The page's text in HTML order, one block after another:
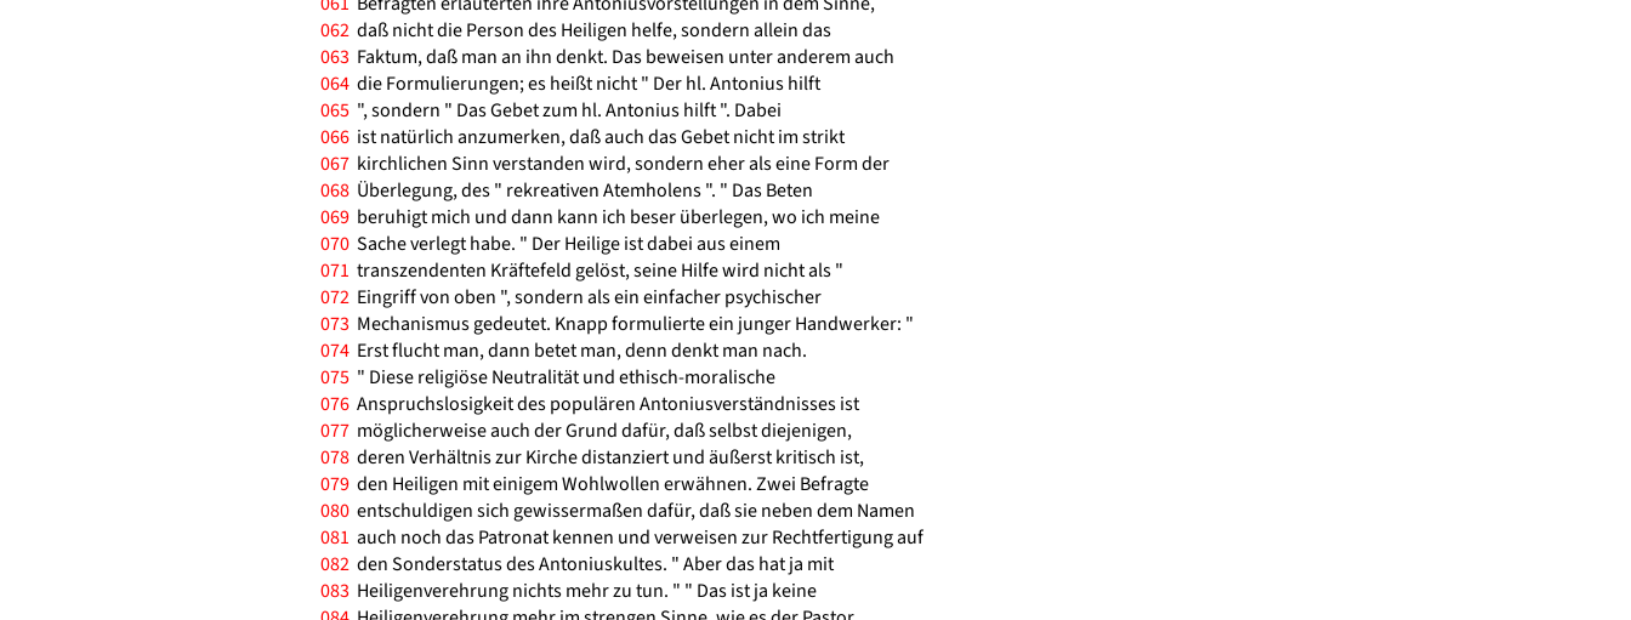
062 daß nicht die Person des Heiligen helfe, sondern allein das
063 Faktum, daß man an ihn denkt. Das beweisen unter anderem auch
064 die Formulierungen; es heißt nicht " Der hl. Antonius hilft
065 ", sondern " Das Gebet zum hl. Antonius hilft ". Dabei
066 ist natürlich anzumerken, daß auch das Gebet nicht im strikt
067 kirchlichen Sinn verstanden wird, sondern eher als eine Form der
068 Überlegung, des " rekreativen Atemholens ". " Das Beten
069 beruhigt mich und dann kann ich beser überlegen, wo ich meine
070 Sache verlegt habe. " Der Heilige ist dabei aus einem
071 transzendenten Kräftefeld gelöst, seine Hilfe wird nicht als "
072 Eingriff von oben ", sondern als ein einfacher psychischer
073 Mechanismus gedeutet. Knapp formulierte ein junger Handwerker: "
074 Erst flucht man, dann betet man, denn denkt man nach.
075 " Diese religiöse Neutralität und ethisch-moralische
076 Anspruchslosigkeit des populären Antoniusverständnisses ist
077 möglicherweise auch der Grund dafür, daß selbst diejenigen,
078 deren Verhältnis zur Kirche distanziert und äußerst kritisch ist,
079 den Heiligen mit einigem Wohlwollen erwähnen. Zwei Befragte
080 entschuldigen sich gewissermaßen dafür, daß sie neben dem Namen
081 auch noch das Patronat kennen und verweisen zur Rechtfertigung auf
082 den Sonderstatus des Antoniuskultes. " Aber das hat ja mit
083 Heiligenverehrung nichts mehr zu tun. " " Das ist ja keine